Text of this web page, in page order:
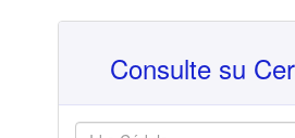
Consulte su